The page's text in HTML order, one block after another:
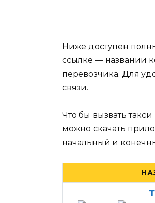
Ниже доступен
ссылке — названии
перевозчика. Для
связи.
Что бы вызвать
можно скачать
начальный и